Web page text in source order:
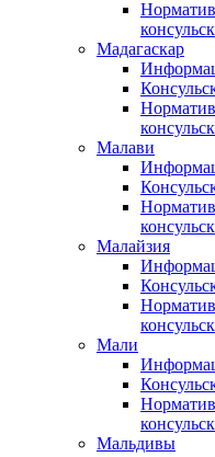
Мадагаскар
Малави
Малайзия
Мали
Мальдивы